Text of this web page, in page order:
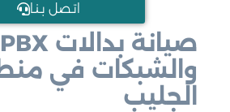
اتـصل بـنـا
صيانة بدالات PBX
والشبكات في
الجليب